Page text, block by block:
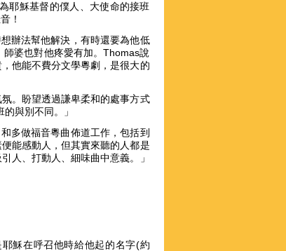
耶穌基督的僕人、大使命的接班
！
辦法幫他解決，有時還要為他低
婆也對他疼愛有加。Thomas說
他能不費分文學粵劇，是很大的
。盼望透過謙卑柔和的處事方式
與別不同。」
多做福音粵曲佈道工作，包括到
能感動人，但其實來聽的人都是
人、打動人、細味曲中意義。」
穌在呼召他時給他起的名字(約